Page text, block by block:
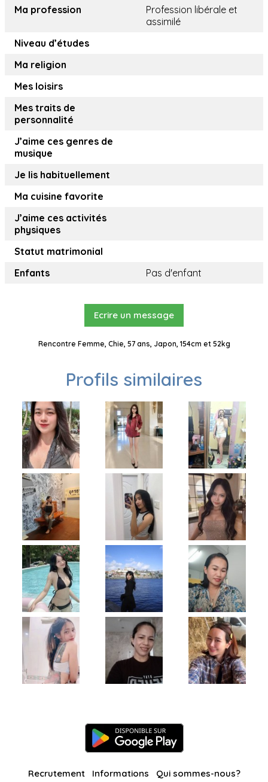
Ma profession
Profession libérale et
assimilé
Niveau d’études
Ma religion
Mes loisirs
Mes traits de
personnalité
J’aime ces genres de
musique
Je lis habituellement
Ma cuisine favorite
J’aime ces activités
physiques
Statut matrimonial
Enfants
Pas d'enfant
Ecrire un message
Rencontre Femme, Chie, 57 ans, Japon, 154cm et 52kg
Profils similaires
Recrutement Informations Qui sommes-nous?